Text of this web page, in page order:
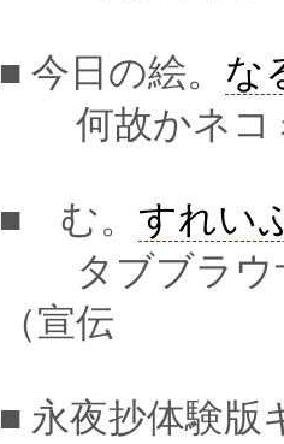
■ 今日の絵。 な
何故かネコ
■ む。すれい
タブブラウ
（宣伝
■ 永夜抄体験版